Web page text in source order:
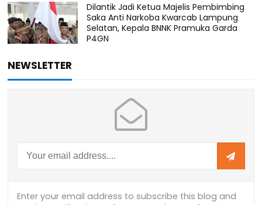
Dilantik Jadi Ketua Majelis Pembimbing
Saka Anti Narkoba Kwarcab Lampung
Selatan, Kepala BNNK Pramuka Garda
P4GN
NEWSLETTER